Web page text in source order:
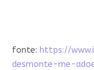
fonte: https://
desmonte-me-